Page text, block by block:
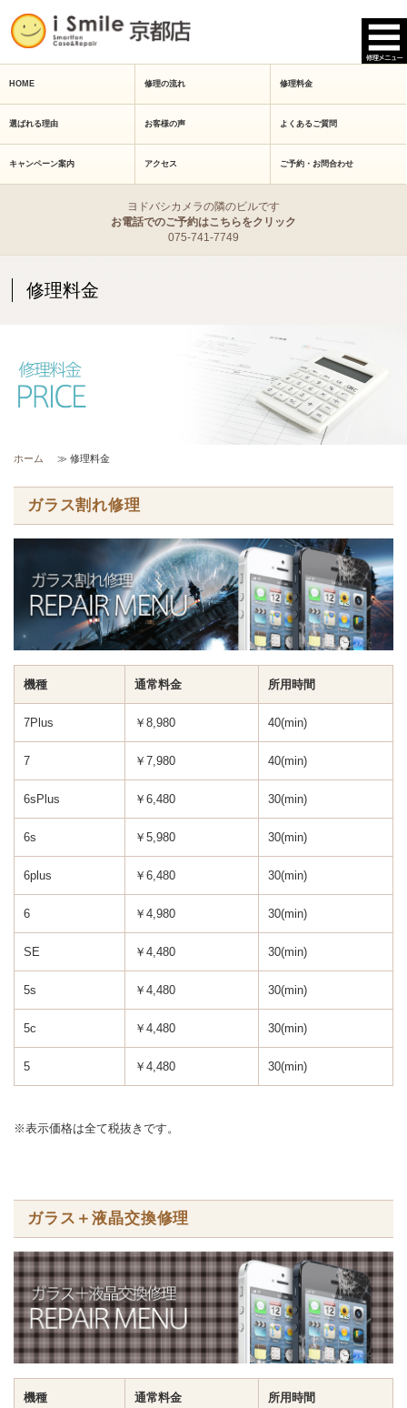
HOME 修理の流れ 修理料金
選ばれる理由 お客様の声 よくあるご質問
キャンペーン案内 アクセス ご予約・お問合わせ
ヨドバシカメラの隣のビルです
お電話でのご予約はこちらをクリック
075-741-7749
修理料金
ホーム ≫ 修理料金
ガラス割れ修理
機種 通常料金 所用時間
7Plus ￥8,980 40(min)
7 ￥7,980 40(min)
6sPlus ￥6,480 30(min)
6s ￥5,980 30(min)
6plus ￥6,480 30(min)
6 ￥4,980 30(min)
SE ￥4,480 30(min)
5s ￥4,480 30(min)
5c ￥4,480 30(min)
5 ￥4,480 30(min)
※表示価格は全て税抜きです。
ガラス＋液晶交換修理
機種 通常料金 所用時間